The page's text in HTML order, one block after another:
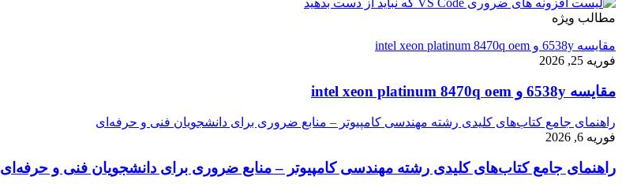
مطالب ویژه
مقایسه 6538y و intel xeon platinum 8470q oem
فوریه 25, 2026
مقایسه 6538y و intel xeon platinum 8470q oem
راهنمای جامع کتاب‌های کلیدی رشته مهندسی کامپیوتر – منابع ضروری برای دانشجویان فنی و حرفه‌ای
فوریه 6, 2026
راهنمای جامع کتاب‌های کلیدی رشته مهندسی کامپیوتر – منابع ضروری برای دانشجویان فنی و حرفه‌ای